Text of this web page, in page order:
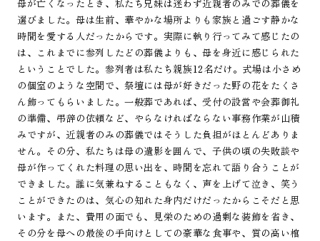
母が亡くなったとき、私たち兄妹は迷わず近親者のみでの葬儀を
選びました。母は生前、華やかな場所よりも家族と過ごす静かな
時間を愛する人だったからです。実際に執り行ってみて感じたの
は、これまでに参列したどの葬儀よりも、母を身近に感じられた
ということでした。参列者は私たち親族12名だけ。式場は小さめ
の個室のような空間で、祭壇には母が好きだった野の花をたくさ
ん飾ってもらいました。一般葬であれば、受付の設営や会葬御礼
の準備、弔辞の依頼など、やらなければならない事務作業が山積
みですが、近親者のみの葬儀ではそうした負担がほとんどありま
せん。その分、私たちは母の遺影を囲んで、子供の頃の失敗談や
母が作ってくれた料理の思い出を、時間を忘れて語り合うことが
できました。誰に気兼ねすることもなく、声を上げて泣き、笑う
ことができたのは、気心の知れた身内だけだったからこそだと思
います。また、費用の面でも、見栄のための過剰な装飾を省き、
その分を母への最後の手向けとしての豪華な食事や、質の高い棺